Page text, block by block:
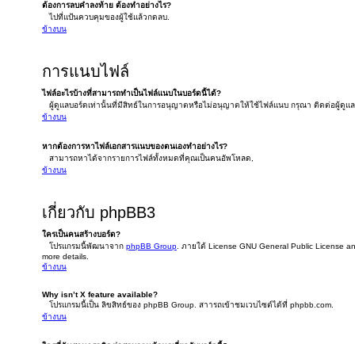
ต้องการลบคำลงท้าย ต้องทำอย่างไร?
ไปที่แป้นควบคุมของผู้ใช้แล้วกดลบ.
ข้างบน
การแนบไฟล์
ไฟล์อะไรบ้างที่สามารถทำเป็นไฟล์แนบในบอร์ดนี้ได้?
ผู้ดูแลบอร์ดเท่านั้นที่มีสิทธ์ในการอนุญาตหรือไม่อนุญาตให้ใช้ไฟล์แนบ กรุณา ติดต่อผู้ดูแล
ข้างบน
หากต้องการหาไฟล์เอกสารแนบของตนเองทำอย่างไร?
สามารถหาได้จากรายการไฟล์ทั้งหมดที่คุณเป็นคนอัพโหลด,
ข้างบน
เกี่ยวกับ phpBB3
ใครเป็นคนสร้างบอร์ด?
โปรแกรมนี้พัฒนาจาก phpBB Group . ภายใต้ License GNU General Public License
more details.
ข้างบน
Why isn’t X feature available?
โปรแกรมนี้เป็น ลิขสิทธ์ของ phpBB Group. สาารถเข้าชมเวบไซต์ได้ที่ phpbb.com.
ข้างบน